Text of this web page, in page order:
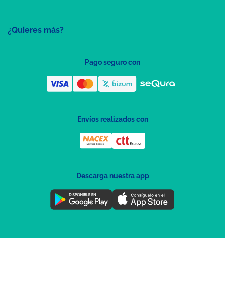
¿Quieres más?
Pago seguro con
Envíos realizados con
Descarga nuestra app